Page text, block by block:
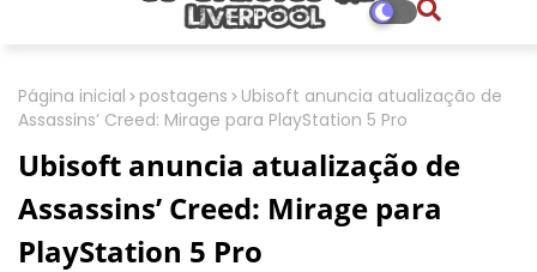
Página inicial postagens
Ubisoft anuncia atualização de
Assassins’ Creed: Mirage para PlayStation 5 Pro
Ubisoft anuncia atualização de
Assassins’ Creed: Mirage para
PlayStation 5 Pro